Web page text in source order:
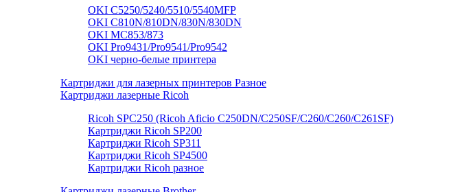
OKI C5250/5240/5510/5540MFP
OKI C810N/810DN/830N/830DN
OKI MC853/873
OKI Pro9431/Pro9541/Pro9542
OKI черно-белые принтера
Картриджи для лазерных принтеров Разное
Картриджи лазерные Ricoh
Ricoh SPC250 (Ricoh Aficio C250DN/C250SF/C260/C260/C261SF)
Картриджи Ricoh SP200
Картриджи Ricoh SP311
Картриджи Ricoh SP4500
Картриджи Ricoh разное